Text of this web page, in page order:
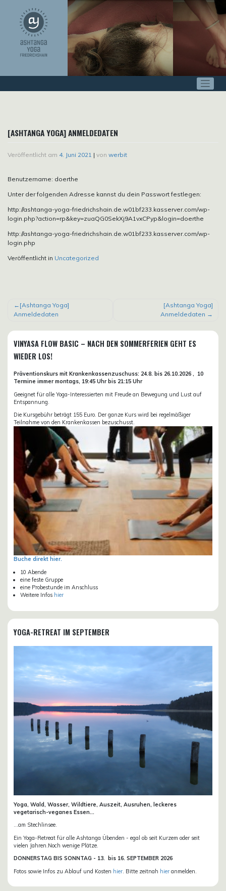
springen
[ASHTANGA YOGA] ANMELDEDATEN
Veröffentlicht am 4. Juni 2021 | von werbit
Benutzername: doerthe
Unter der folgenden Adresse kannst du dein Passwort festlegen:
http://ashtanga-yoga-friedrichshain.de.w01bf233.kasserver.com/wp-
login.php?action=rp&key=zuaQG0SekXj9A1vxCPyp&login=doerthe
http://ashtanga-yoga-friedrichshain.de.w01bf233.kasserver.com/wp-
login.php
Veröffentlicht in Uncategorized
BEITRAGSNAVIGATION
[Ashtanga Yoga]
Anmeldedaten
[Ashtanga Yoga]
Anmeldedaten
VINYASA FLOW BASIC – NACH DEN SOMMERFERIEN GEHT ES
WIEDER LOS!
Präventionskurs mit Krankenkassenzuschuss: 24.8. bis 26.10.2026 , 10
Termine immer montags, 19:45 Uhr bis 21:15 Uhr
Geeignet für alle Yoga-Interessierten mit Freude an Bewegung und Lust auf
Entspannung.
Die Kursgebühr beträgt 155 Euro. Der ganze Kurs wird bei regelmäßiger
Teilnahme von den Krankenkassen bezuschusst.
Buche direkt hier.
10 Abende
eine feste Gruppe
eine Probestunde im Anschluss
Weitere Infos hier
YOGA-RETREAT IM SEPTEMBER
Yoga, Wald, Wasser, Wildtiere, Auszeit, Ausruhen, leckeres
vegetarisch-veganes Essen...
...am Stechlinsee.
Ein Yoga-Retreat für alle Ashtanga Übenden - egal ob seit Kurzem oder seit
vielen Jahren.Noch wenige Plätze.
DONNERSTAG BIS SONNTAG - 13. bis 16. SEPTEMBER 2026
Fotos sowie Infos zu Ablauf und Kosten hier . Bitte zeitnah hier anmelden.